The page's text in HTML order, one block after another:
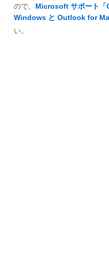
ので、 Microsoft サポート
Windows と Outlook for
い。